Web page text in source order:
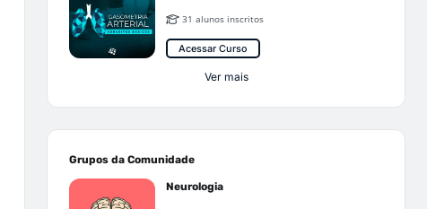
31 alunos inscritos
Acessar Curso
Ver mais
Grupos da Comunidade
Neurologia